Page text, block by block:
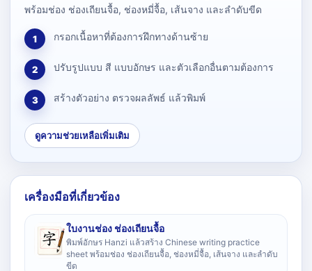
พร้อมช่อง ช่องเถียนจื้อ, ช่องหมี่จื้อ, เส้นจาง และลำดับขีด
1 กรอกเนื้อหาที่ต้องการฝึกทางด้านซ้าย
2 ปรับรูปแบบ สี แบบอักษร และตัวเลือกอื่นตามต้องการ
3 สร้างตัวอย่าง ตรวจผลลัพธ์ แล้วพิมพ์
ดูความช่วยเหลือเพิ่มเติม
เครื่องมือที่เกี่ยวข้อง
ใบงานช่อง ช่องเถียนจื้อ
พิมพ์อักษร Hanzi แล้วสร้าง Chinese writing practice
sheet พร้อมช่อง ช่องเถียนจื้อ, ช่องหมี่จื้อ, เส้นจาง และลำดับ
ขีด